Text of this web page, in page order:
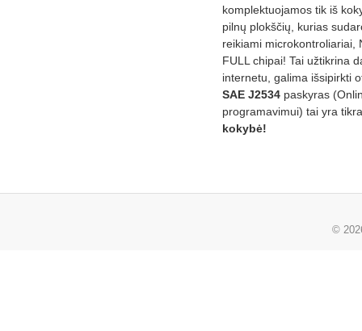
komplektuojamos tik iš
pilnų plokščių, kurias
reikiami microkontroliariai,
FULL chipai! Tai užtikrina
internetu, galima išsipirkti
SAE J2534 paskyras
programavimui) tai yra
kokybė!
©